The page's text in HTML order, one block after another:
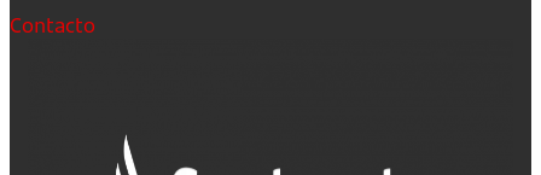
Contacto